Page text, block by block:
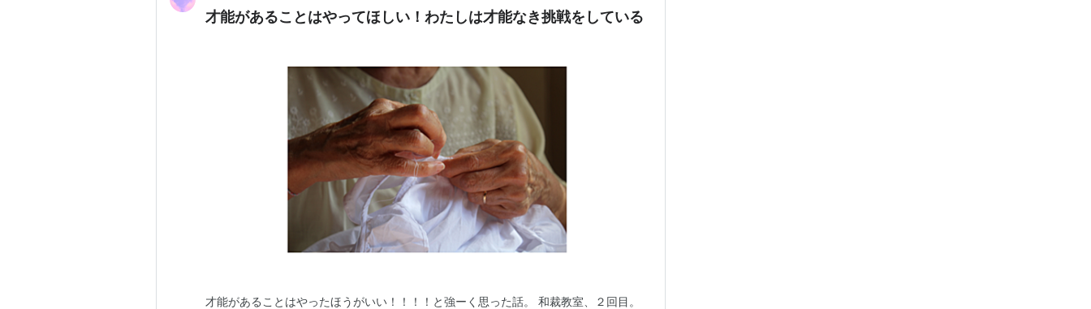
才能があることはやってほしい！わたしは才能なき挑戦をしている
才能があることはやったほうがいい！！！！と強ーく思った話。 和裁教室、２回目。